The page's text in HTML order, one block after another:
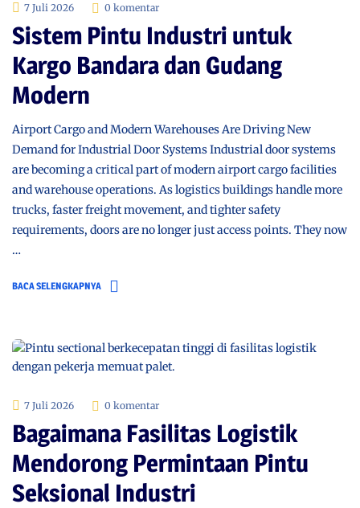
7 Juli 2026 0 komentar
Sistem Pintu Industri untuk
Kargo Bandara dan Gudang
Modern
Airport Cargo and Modern Warehouses Are Driving New
Demand for Industrial Door Systems Industrial door systems
are becoming a critical part of modern airport cargo facilities
and warehouse operations. As logistics buildings handle more
trucks, faster freight movement, and tighter safety
requirements, doors are no longer just access points. They now
…
BACA SELENGKAPNYA
7 Juli 2026 0 komentar
Bagaimana Fasilitas Logistik
Mendorong Permintaan Pintu
Seksional Industri